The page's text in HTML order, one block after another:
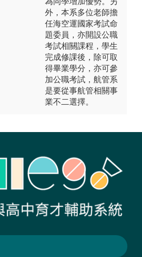
外，本系多位老師擔
任海空運國家考試命
題委員，亦開設公職
考試相關課程，學生
完成修課後，除可取
得畢業學分，亦可參
加公職考試，航管系
是要從事航管相關事
業不二選擇。